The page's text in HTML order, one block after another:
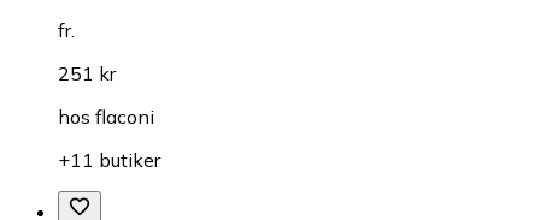
fr.
251 kr
hos flaconi
+11 butiker